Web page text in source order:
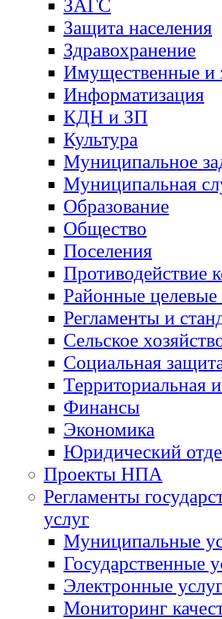
ЗАГС
Защита населения
Здравохранение
Имущественные и
Информатизация
КДН и ЗП
Культура
Муниципальное
Муниципальная
Образование
Общество
Поселения
Противодействие
Районные
Регламенты и
Сельское
Социальная
Территориальная
Финансы
Экономика
Юридический
Проекты НПА
Регламенты
услуг
Муниципальные
Государственные
Электронные
Мониторинг